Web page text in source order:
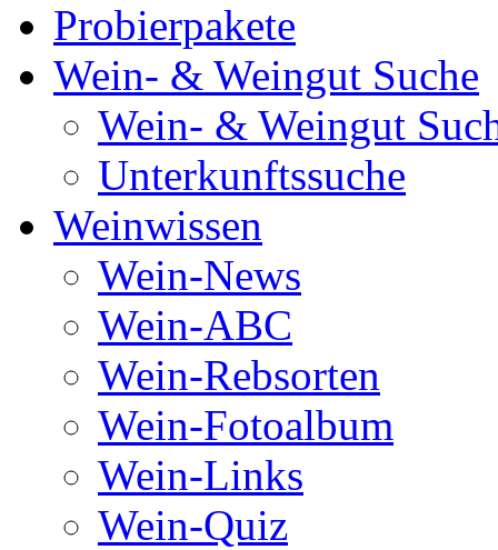
Probierpakete
Wein- & Weingut Suche
Wein- & Weingut
Unterkunftssuche
Weinwissen
Wein-News
Wein-ABC
Wein-Rebsorten
Wein-Fotoalbum
Wein-Links
Wein-Quiz